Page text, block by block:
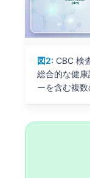
図2: CBC 検
総合的な健
ーを含む複